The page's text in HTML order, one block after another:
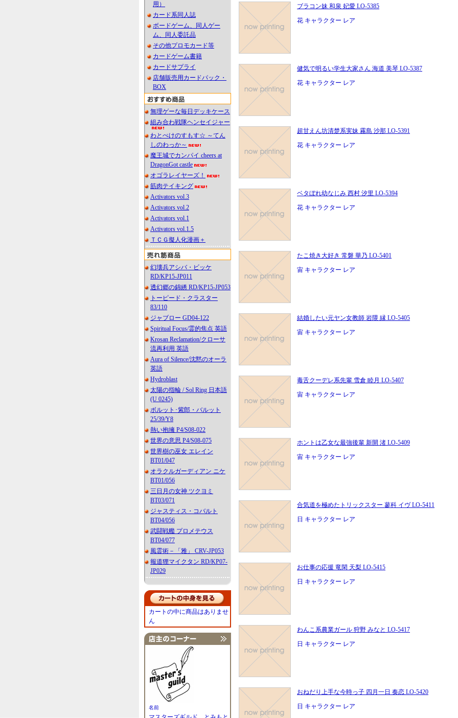
用）
カード系同人誌
ボードゲーム、同人ゲー
ム、同人委託品
その他プロモカード等
カードゲーム書籍
カードサプライ
店舗販売用カードパック・
BOX
無理ゲーな毎日デッキケース
組み合わ戦隊ヘンセイジャー
わとぺけのすもす☆ ～てん
しのわっか～
魔王城でカンパイ cheers at
DragonGot castle
オゴラレイヤーズ！
筋肉テイキング
Activators vol.3
Activators vol.2
Activators vol.1
Activators vol.1.5
ＴＣＧ擬人化漫画＋
幻壊兵アシバ・ビッケ
RD/KP15-JP011
透幻郷の錦綉 RD/KP15-JP053
トーピード・クラスター
83/110
ジャブロー GD04-122
Spiritual Focus/霊的焦点 英語
Krosan Reclamation/クローサ
流再利用 英語
Aura of Silence/沈黙のオーラ
英語
Hydroblast
太陽の指輪 / Sol Ring 日本語
(U 0245)
ボルット･紫郎・バルット
25/39/Y8
熱い抱擁 P4/S08-022
世界の意思 P4/S08-075
世界樹の巫女 エレイン
BT01/047
オラクルガーディアン ニケ
BT01/056
三日月の女神 ツクヨミ
BT03/071
ジャスティス・コバルト
BT04/056
武闘戦艦 プロメテウス
BT04/077
風霊術－「雅」 CRV-JP053
報道狸マイクタン RD/KP07-
JP029
カートの中に商品はありませ
ん
名前
ブラコン妹 和泉 妃愛 LO-5385
花 キャラクター レア
健気で明るい学生大家さん 海道 美琴 LO-5387
花 キャラクター レア
超甘えん坊清楚系実妹 霧島 沙那 LO-5391
花 キャラクター レア
ベタぼれ幼なじみ 西村 汐里 LO-5394
花 キャラクター レア
たこ焼き大好き 常磐 華乃 LO-5401
宙 キャラクター レア
結婚したい元ヤン女教師 岩隈 縁 LO-5405
宙 キャラクター レア
毒舌クーデレ系先輩 雪倉 睦月 LO-5407
宙 キャラクター レア
ホントは乙女な最強後輩 新開 渚 LO-5409
宙 キャラクター レア
合気道を極めたトリックスター 蓼科 イヴ LO-5411
日 キャラクター レア
お仕事の応援 竜閑 天梨 LO-5415
日 キャラクター レア
わんこ系農業ガール 狩野 みなと LO-5417
日 キャラクター レア
おねだり上手な今時っ子 四月一日 奏恋 LO-5420
日 キャラクター レア